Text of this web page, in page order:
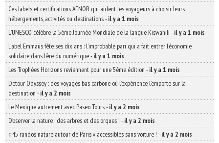
Ces labels et certifications AFNOR qui aident les voyageurs à choisir leurs
hébergements, activités ou destinations-il y a 1 mois
L’UNESCO célèbre la 5ème Journée Mondiale de la langue Kiswahili -il y a 1 mois
Label Emmaüs fête ses dix ans : l’improbable pari qui a fait entrer l’économie
solidaire dans l’ère du numérique-il y a 1 mois
Les Trophées Horizons reviennent pour une 5ème édition -il y a 1 mois
Detour Odyssey : des voyages bas carbone où l’expérience l’emporte sur la
destination -il y a 2 mois
Le Mexique autrement avec Paseo Tours-il y a 2 mois
Observer la nature : des arbres et des orques ! -il y a 2 mois
« 45 randos nature autour de Paris » accessibles sans voiture ! -il y a 2 mois